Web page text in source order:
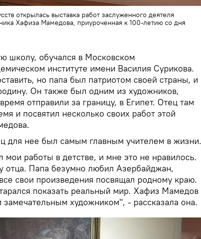
открылась выставка работ заслуженного деятеля
Хафиза Мамедова, приуроченная к 100-летию со дня
школу, обучался в Московском
институте имени Василия Сурикова.
но папа был патриотом своей страны, и
Он также был одним из художников,
отправили за границу, в Египет. Отец там
и посвятил несколько своих работ этой
для нее был самым главным учителем в жизни.
мои работы в детстве, и мне это не нравилось.
отца. Папа безумно любил Азербайджан,
свои произведения посвящал родному краю.
показать реальный мир. Хафиз Мамедов
художником", - рассказала она.